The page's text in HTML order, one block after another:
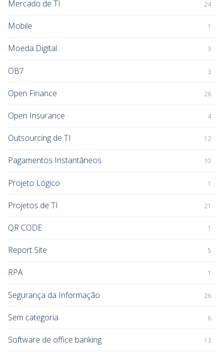
Mercado de TI 24
Mobile 1
Moeda Digital 3
OB7 3
Open Finance 26
Open Insurance 4
Outsourcing de TI 12
Pagamentos Instantâneos 10
Projeto Lógico 1
Projetos de TI 21
QR CODE 1
Report Site 5
RPA 1
Segurança da Informação 26
Sem categoria 6
Software de office banking 13